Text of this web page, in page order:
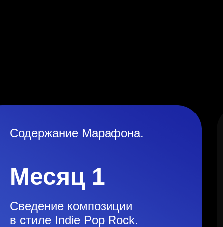
Содержание Марафона.
Месяц 1
Сведение композиции
в стиле Indie Pop Rock.